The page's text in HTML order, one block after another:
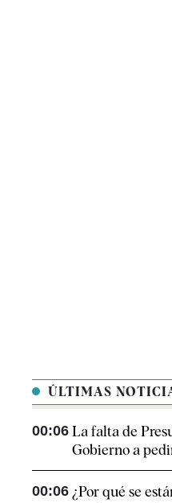
ÚLTIMAS
00:06 La falta de
Gobierno a
00:06 ¿Por qué se